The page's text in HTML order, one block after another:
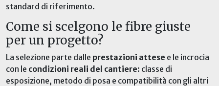
standard di riferimento.
Come si scelgono le fibre giuste
per un progetto?
La selezione parte dalle prestazioni attese e le incrocia
con le condizioni reali del cantiere: classe di
esposizione, metodo di posa e compatibilità con gli altri